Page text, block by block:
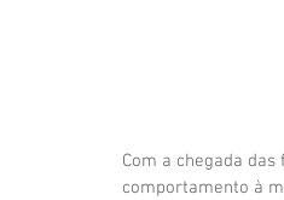
Com a chegada
comportamento à